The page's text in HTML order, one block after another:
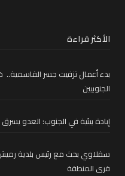
الأكثر قراءة
بدء أعمال تزفيت جسر القاسمية..
الجنوبيين
إبادة بيئية في الجنوب: العدو يسرق
سقلاوي بحث مع رئيس بلدية
قرى المنطقة